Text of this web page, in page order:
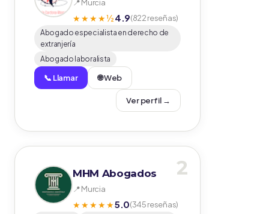
📍 Murcia
★★★★½4.9(822 reseñas)
Abogado especialista en derecho de
extranjería
Abogado laboralista
📞 Llamar 🌐 Web
Ver perfil →
2
MHM Abogados
📍 Murcia
★★★★★5.0(345 reseñas)